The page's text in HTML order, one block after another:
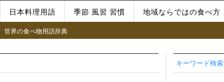
日本料理用語 季節 風習 習慣 地域ならではの食べ方
世界の食べ物用語辞典
キーワード検索